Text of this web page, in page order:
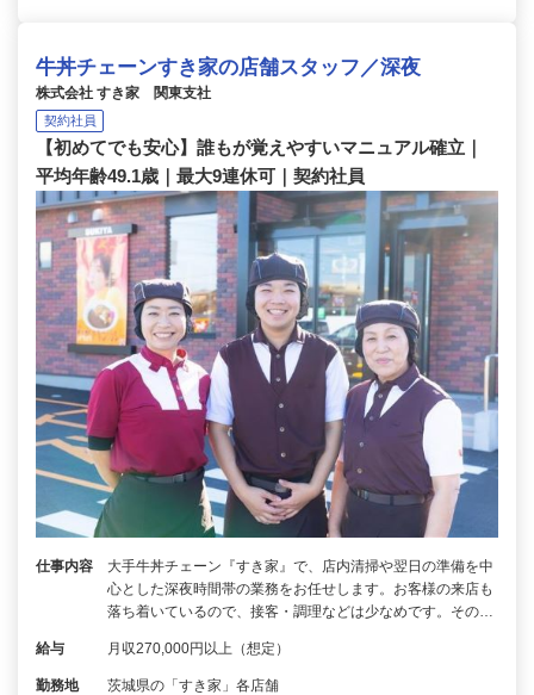
牛丼チェーンすき家の店舗スタッフ／深夜
株式会社 すき家 関東支社
契約社員
【初めてでも安心】誰もが覚えやすいマニュアル確立｜
平均年齢49.1歳｜最大9連休可｜契約社員
仕事内容
大手牛丼チェーン『すき家』で、店内清掃や翌日の準備を中
心とした深夜時間帯の業務をお任せします。お客様の来店も
落ち着いているので、接客・調理などは少なめです。その…
給与 月収270,000円以上（想定）
勤務地 茨城県の「すき家」各店舗